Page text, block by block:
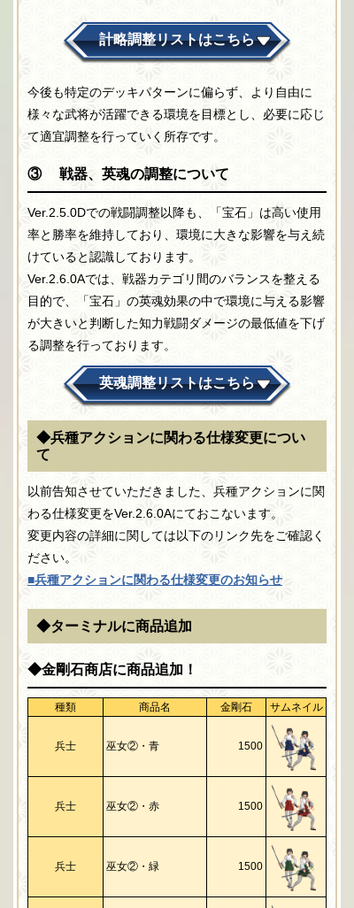
計略調整リストはこちら
今後も特定のデッキパターンに偏らず、より自由に
様々な武将が活躍できる環境を目標とし、必要に応じ
て適宜調整を行っていく所存です。
③ 戦器、英魂の調整について
Ver.2.5.0Dでの戦闘調整以降も、「宝石」は高い使用
率と勝率を維持しており、環境に大きな影響を与え続
けていると認識しております。
Ver.2.6.0Aでは、戦器カテゴリ間のバランスを整える
目的で、「宝石」の英魂効果の中で環境に与える影響
が大きいと判断した知力戦闘ダメージの最低値を下げ
る調整を行っております。
英魂調整リストはこちら
◆兵種アクションに関わる仕様変更につい
て
以前告知させていただきました、兵種アクションに関
わる仕様変更をVer.2.6.0Aにておこないます。
変更内容の詳細に関しては以下のリンク先をご確認く
ださい。
■兵種アクションに関わる仕様変更のお知らせ
◆ターミナルに商品追加
◆金剛石商店に商品追加！
種類 商品名 金剛石 サムネイル
兵士 巫女②・青 1500
兵士 巫女②・赤 1500
兵士 巫女②・緑 1500